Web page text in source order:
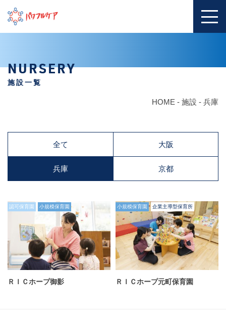
NURSERY
施設一覧
HOME - 施設 - 兵庫
全て 大阪
兵庫 京都
認可保育園 小規模保育園
ＲＩＣホープ御影
小規模保育園 企業主導型保育所
ＲＩＣホープ元町保育園